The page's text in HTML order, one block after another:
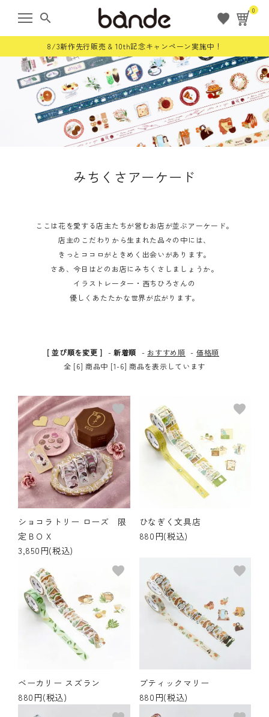
search
0
8/3新作先行販売 & 10th記念キャンペーン実施中！
ようこそ ゲスト 様
person 会員登録
ロールステッカー
bande stick
ご利用ガイド／よくあるご質問
マイページ
企業（法人）の皆様へ
みちくさアーケード
ここは花を愛する店主たちが営むお店が並ぶアーケード。
店主のこだわりから生まれた品々の中には、
きっとココロがときめく出会いがあります。
さあ、今日はどのお店にみちくさしましょうか。
イラストレーター・西ちひろさんの
優しくあたたかな世界が広がります。
[ 並び順を変更 ] -新着順 - おすすめ順 - 価格順
全 [6] 商品中 [1-6] 商品を表示しています
ショコラトリー ローズ 限
定ＢＯＸ
3,850円(税込)
favorite
ひなぎく文具店
880円(税込)
favorite
ベーカリー スズラン
880円(税込)
favorite
ブティックマリー
880円(税込)
favorite